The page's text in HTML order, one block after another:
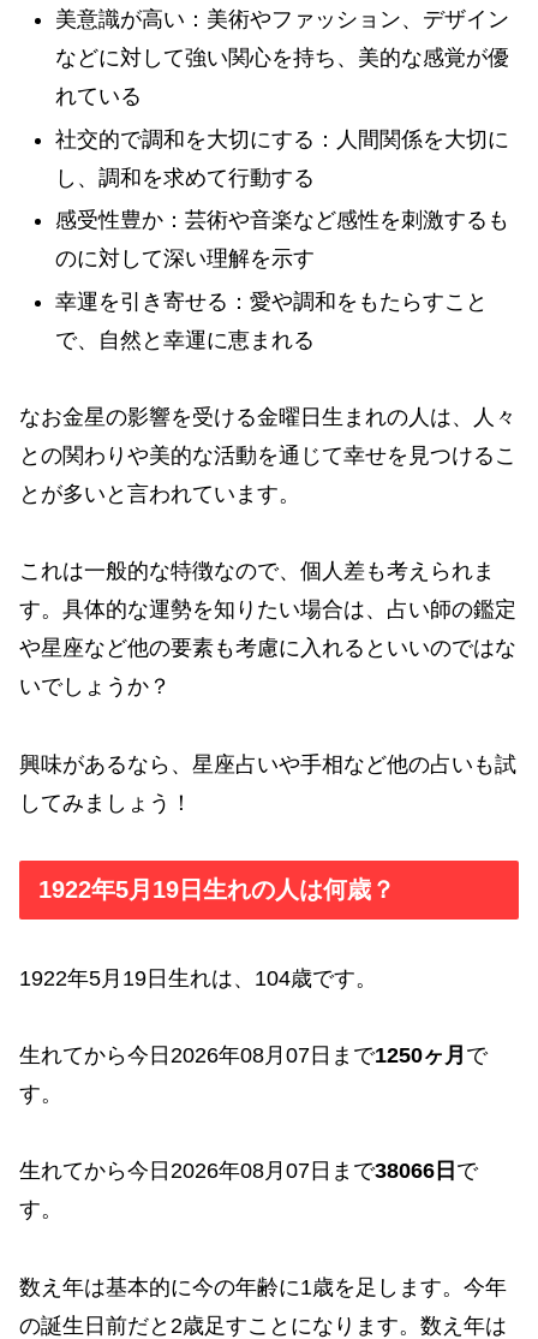
美意識が高い：美術やファッション、デザイン
などに対して強い関心を持ち、美的な感覚が優
れている
社交的で調和を大切にする：人間関係を大切に
し、調和を求めて行動する
感受性豊か：芸術や音楽など感性を刺激するも
のに対して深い理解を示す
幸運を引き寄せる：愛や調和をもたらすこと
で、自然と幸運に恵まれる
なお金星の影響を受ける金曜日生まれの人は、人々
との関わりや美的な活動を通じて幸せを見つけるこ
とが多いと言われています。
これは一般的な特徴なので、個人差も考えられま
す。具体的な運勢を知りたい場合は、占い師の鑑定
や星座など他の要素も考慮に入れるといいのではな
いでしょうか？
興味があるなら、星座占いや手相など他の占いも試
してみましょう！
1922年5月19日生れの人は何歳？
1922年5月19日生れは、104歳です。
生れてから今日2026年08月07日まで1250ヶ月 で
す。
生れてから今日2026年08月07日まで38066日 で
す。
数え年は基本的に今の年齢に1歳を足します。今年
の誕生日前だと2歳足すことになります。数え年は